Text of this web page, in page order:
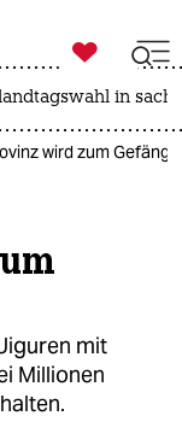

taz zahl ich
in
wird zum
mit
Millionen